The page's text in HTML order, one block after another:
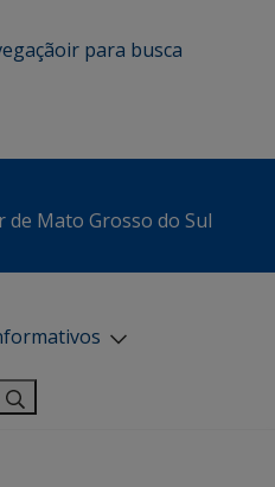
ir para busca
Mato Grosso do Sul